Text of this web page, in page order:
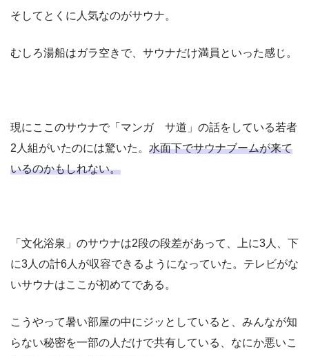
そしてとくに人気なのがサウナ。
むしろ湯船はガラ空きで、サウナだけ満員といった感じ。
現にここのサウナで「マンガ サ道」の話をしている若者
2人組がいたのには驚いた。 水面下でサウナブームが来て
いるのかもしれない。
「文化浴泉」のサウナは2段の段差があって、上に3人、下
に3人の計6人が収容できるようになっていた。テレビがな
いサウナはここが初めてである。
こうやって暑い部屋の中にジッとしていると、みんなが知
らない秘密を一部の人だけで共有している、なにか悪いこ